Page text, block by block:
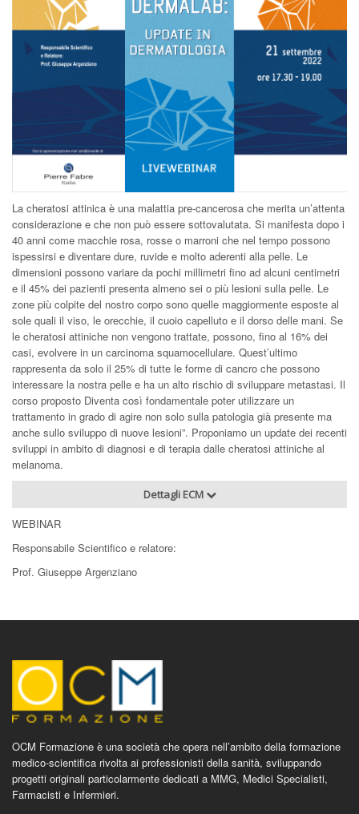
La cheratosi attinica è una malattia pre-cancerosa che merita un’attenta
considerazione e che non può essere sottovalutata. Si manifesta dopo i
40 anni come macchie rosa, rosse o marroni che nel tempo possono
ispessirsi e diventare dure, ruvide e molto aderenti alla pelle. Le
dimensioni possono variare da pochi millimetri fino ad alcuni centimetri
e il 45% dei pazienti presenta almeno sei o più lesioni sulla pelle. Le
zone più colpite del nostro corpo sono quelle maggiormente esposte al
sole quali il viso, le orecchie, il cuoio capelluto e il dorso delle mani. Se
le cheratosi attiniche non vengono trattate, possono, fino al 16% dei
casi, evolvere in un carcinoma squamocellulare. Quest’ultimo
rappresenta da solo il 25% di tutte le forme di cancro che possono
interessare la nostra pelle e ha un alto rischio di sviluppare metastasi. Il
corso proposto Diventa così fondamentale poter utilizzare un
trattamento in grado di agire non solo sulla patologia già presente ma
anche sullo sviluppo di nuove lesioni”. Proponiamo un update dei recenti
sviluppi in ambito di diagnosi e di terapia dalle cheratosi attiniche al
melanoma.
Dettagli ECM
WEBINAR
Responsabile Scientifico e relatore:
Prof. Giuseppe Argenziano
OCM Formazione è una società che opera nell’ambito della formazione
medico-scientifica rivolta ai professionisti della sanità, sviluppando
progetti originali particolarmente dedicati a MMG, Medici Specialisti,
Farmacisti e Infermieri.